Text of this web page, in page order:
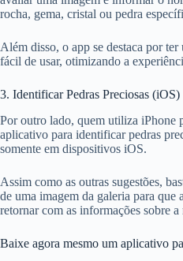
rocha, gema, cristal ou pedra
Além disso, o app se destaca por
fácil de usar, otimizando a
3. Identificar Pedras Preciosas (iOS)
Por outro lado, quem utiliza iPhone
aplicativo para identificar pedras
somente em dispositivos iOS.
Assim como as outras sugestões,
de uma imagem da galeria para que
retornar com as informações sobre
Baixe agora mesmo um aplicativo